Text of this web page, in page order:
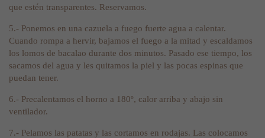
que estén transparentes. Reservamos.
5.- Ponemos en una cazuela a fuego fuerte agua a calentar.
Cuando rompa a hervir, bajamos el fuego a la mitad y escaldamos
los lomos de bacalao durante dos minutos. Pasado ese tiempo, los
sacamos del agua y les quitamos la piel y las pocas espinas que
puedan tener.
6.- Precalentamos el horno a 180º, calor arriba y abajo sin
ventilador.
7.- Pelamos las patatas y las cortamos en rodajas. Las colocamos